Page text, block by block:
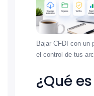
Bajar CFDI con un
el control de tus
¿Qué